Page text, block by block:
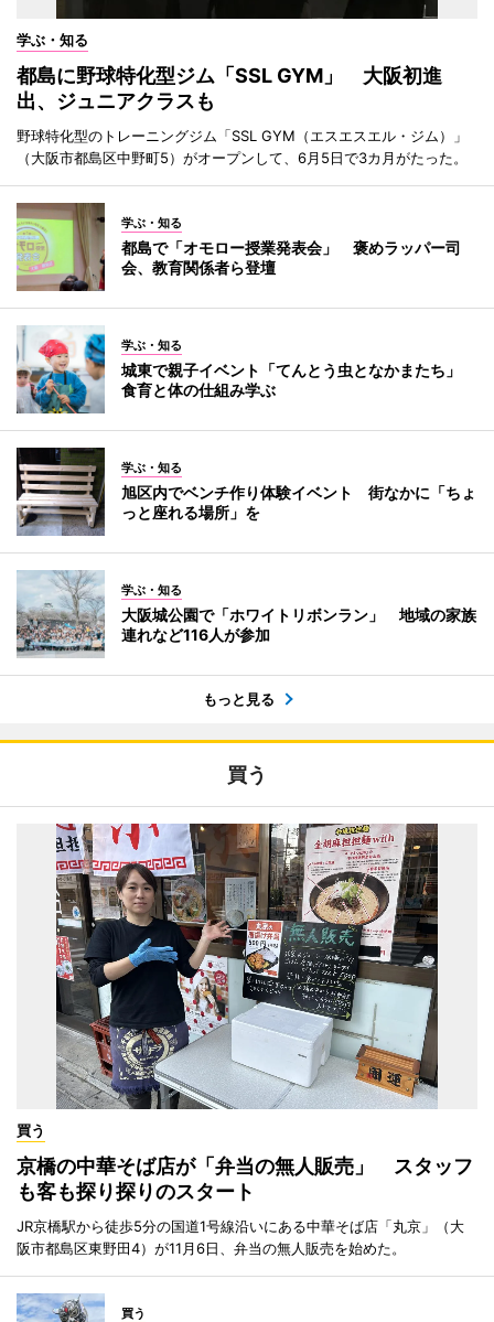
学ぶ・知る
都島に野球特化型ジム「SSL GYM」 大阪初進
出、ジュニアクラスも
野球特化型のトレーニングジム「SSL GYM（エスエスエル・ジム）」
（大阪市都島区中野町5）がオープンして、6月5日で3カ月がたった。
学ぶ・知る
都島で「オモロー授業発表会」 褒めラッパー司
会、教育関係者ら登壇
学ぶ・知る
城東で親子イベント「てんとう虫となかまたち」
食育と体の仕組み学ぶ
学ぶ・知る
旭区内でベンチ作り体験イベント 街なかに「ちょ
っと座れる場所」を
学ぶ・知る
大阪城公園で「ホワイトリボンラン」 地域の家族
連れなど116人が参加
もっと見る
買う
買う
京橋の中華そば店が「弁当の無人販売」 スタッフ
も客も探り探りのスタート
JR京橋駅から徒歩5分の国道1号線沿いにある中華そば店「丸京」（大
阪市都島区東野田4）が11月6日、弁当の無人販売を始めた。
買う